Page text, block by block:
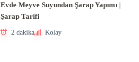
Evde Meyve Suyundan Şarap Yapımı |
Şarap Tarifi
2 dakika Kolay